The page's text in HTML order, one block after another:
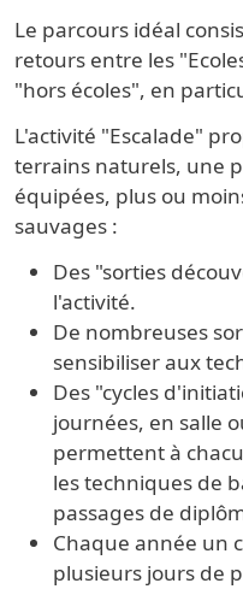
Le parcours idéal
retours entre les
"hors écoles", en
L'activité "Escalade"
terrains naturels, une
équipées, plus ou
sauvages :
Des "sorties
l'activité.
De nombreuses
sensibiliser aux
Des "cycles
journées, en salle
permettent à
les techniques de
passages de
Chaque année un
plusieurs jours de